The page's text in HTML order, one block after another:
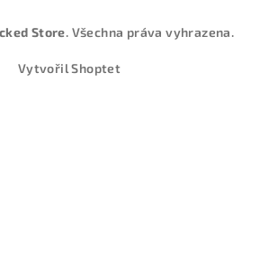
Store. Všechna práva vyhrazena.
Vytvořil Shoptet